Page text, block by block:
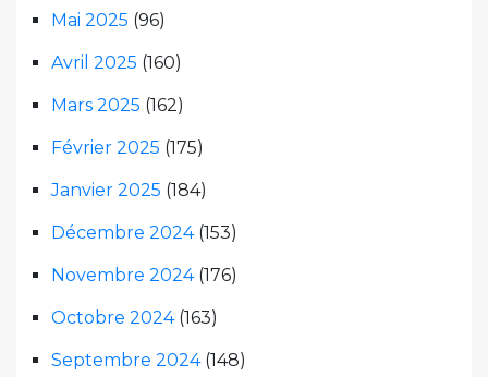
Mai 2025 (96)
Avril 2025 (160)
Mars 2025 (162)
Février 2025 (175)
Janvier 2025 (184)
Décembre 2024(153)
Novembre 2024(176)
Octobre 2024(163)
Septembre 2024(148)